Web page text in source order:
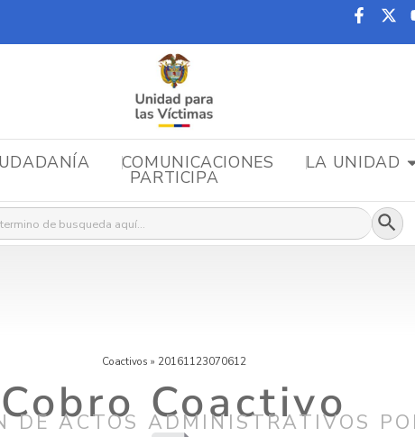
COMUNICACIONES LA UNIDAD
PARTICIPA
Coactivos » 20161123070612
Cobro Coactivo
DE ACTOS ADMINISTRATIVOS